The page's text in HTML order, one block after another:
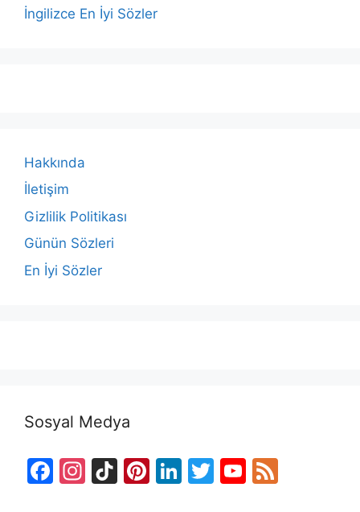
İngilizce En İyi Sözler
Hakkında
İletişim
Gizlilik Politikası
Günün Sözleri
En İyi Sözler
Sosyal Medya
F
In Ti Pi Li T
Y